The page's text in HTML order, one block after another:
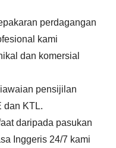
perdagangan
kami
dan komersial
pensijilan
dan KTL.
daripada pasukan
Inggeris 24/7 kami